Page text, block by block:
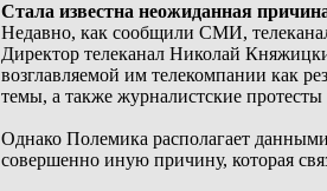
Стала известна неожиданная
Недавно, как сообщили СМИ,
Директор телеканал Николай
возглавляемой им телекомпании как
темы, а также журналистские
Однако Полемика располагает
совершенно иную причину, которая